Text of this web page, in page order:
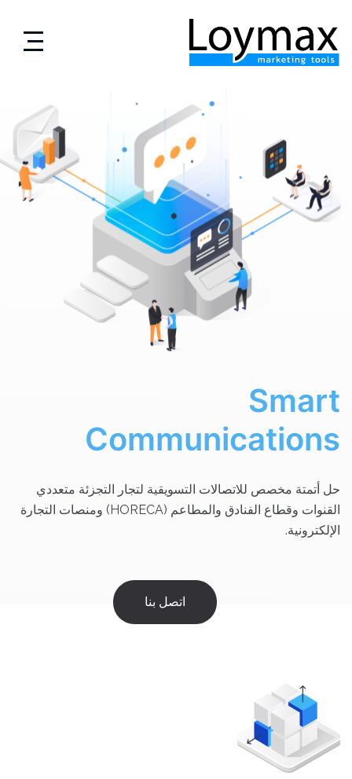
إلى
المحتوى
Smart
Communications
حل أتمتة مخصص للاتصالات التسويقية لتجار التجزئة متعددي
القنوات وقطاع الفنادق والمطاعم (HORECA) ومنصات التجارة
الإلكترونية.
اتصل بنا